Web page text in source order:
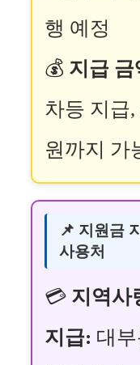
행 예정
💰 지급 금
차등 지급
원까지 가
📌 지원금
사용처
💳 지역사
지급: 대